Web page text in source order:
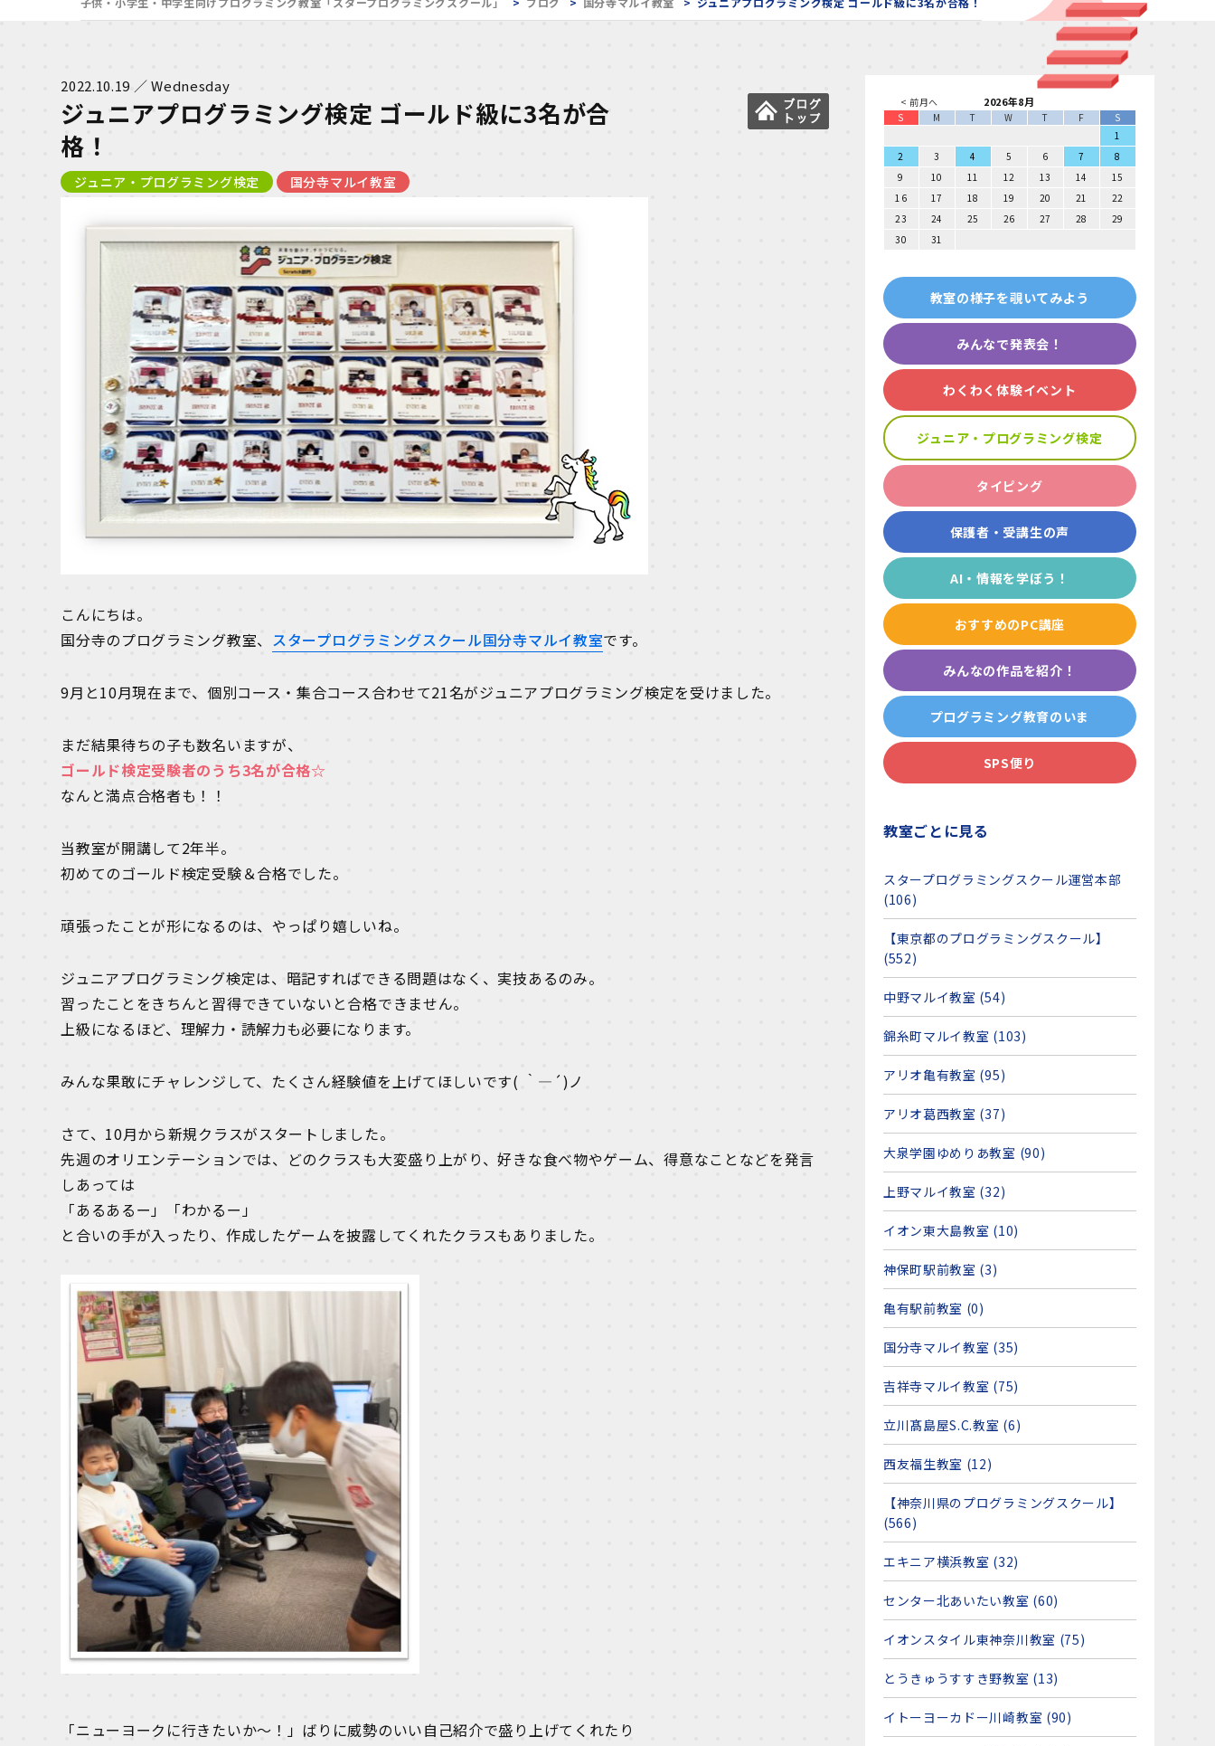
2022.10.19 ／ Wednesday
ジュニアプログラミング検定 ゴールド級に3名が合
格！
ジュニア・プログラミング検定 国分寺マルイ教室
こんにちは。
国分寺のプログラミング教室、 スタープログラミングスクール国分寺マルイ教室です。
9月と10月現在まで、個別コース・集合コース合わせて21名がジュニアプログラミング検定を受けました。
まだ結果待ちの子も数名いますが、
ゴールド検定受験者のうち3名が合格☆
なんと満点合格者も！！
当教室が開講して2年半。
初めてのゴールド検定受験＆合格でした。
頑張ったことが形になるのは、やっぱり嬉しいね。
ジュニアプログラミング検定は、暗記すればできる問題はなく、実技あるのみ。
習ったことをきちんと習得できていないと合格できません。
上級になるほど、理解力・読解力も必要になります。
みんな果敢にチャレンジして、たくさん経験値を上げてほしいです( ｀―´)ノ
さて、10月から新規クラスがスタートしました。
先週のオリエンテーションでは、どのクラスも大変盛り上がり、好きな食べ物やゲーム、得意なことなどを発言
しあっては
「あるあるー」「わかるー」
と合いの手が入ったり、作成したゲームを披露してくれたクラスもありました。
「ニューヨークに行きたいか～！」ばりに威勢のいい自己紹介で盛り上げてくれたり
< 前月へ 2026年8月
S M T W T F
S
1
2
3 4 5 6 7
8
9
10 11 12 13 14
15
16
17 18 19 20 21
22
23
24 25 26 27 28
29
30
31
教室の様子を覗いてみよう
みんなで発表会！
わくわく体験イベント
ジュニア・プログラミング検定
タイピング
保護者・受講生の声
AI・情報を学ぼう！
おすすめのPC講座
みんなの作品を紹介！
プログラミング教育のいま
SPS便り
教室ごとに見る
スタープログラミングスクール運営本部
(106)
【東京都のプログラミングスクール】
(552)
中野マルイ教室 (54)
錦糸町マルイ教室 (103)
アリオ亀有教室 (95)
アリオ葛西教室 (37)
大泉学園ゆめりあ教室 (90)
上野マルイ教室 (32)
イオン東大島教室 (10)
神保町駅前教室 (3)
亀有駅前教室 (0)
国分寺マルイ教室 (35)
吉祥寺マルイ教室 (75)
立川髙島屋S.C.教室 (6)
西友福生教室 (12)
【神奈川県のプログラミングスクール】
(566)
エキニア横浜教室 (32)
センター北あいたい教室 (60)
イオンスタイル東神奈川教室 (75)
とうきゅうすすき野教室 (13)
イトーヨーカドー川崎教室 (90)